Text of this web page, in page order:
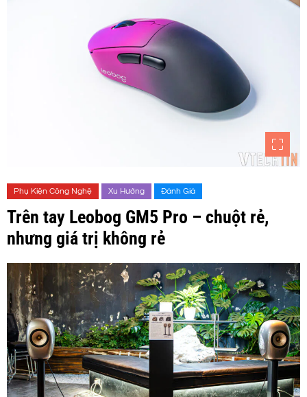
Phụ Kiện Công Nghệ Xu Hướng Đánh Giá
Trên tay Leobog GM5 Pro – chuột rẻ,
nhưng giá trị không rẻ